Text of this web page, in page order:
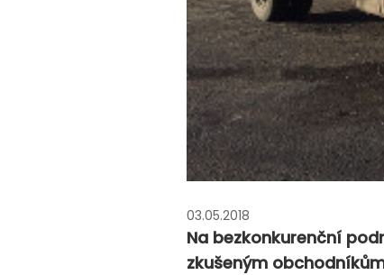
03.05.2018
Na bezkonkurenční
zkušeným